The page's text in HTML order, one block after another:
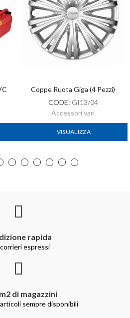
Coppe Ruota Giga (4 Pezzi)
CODE: GI13/04
Accessori vari
VISUALIZZA
rapida
espressi
di magazzini
sempre disponibili